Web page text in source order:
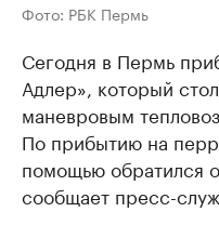
Фото: РБК Пермь
Сегодня в Пермь
Адлер», который
маневровым
По прибытию на
помощью обратился
сообщает пресс-